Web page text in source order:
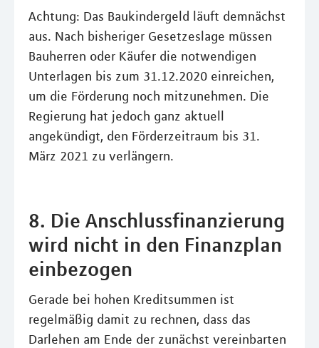
Achtung: Das Baukindergeld läuft demnächst
aus. Nach bisheriger Gesetzeslage müssen
Bauherren oder Käufer die notwendigen
Unterlagen bis zum 31.12.2020 einreichen,
um die Förderung noch mitzunehmen. Die
Regierung hat jedoch ganz aktuell
angekündigt, den Förderzeitraum bis 31.
März 2021 zu verlängern.
8. Die Anschlussfinanzierung
wird nicht in den Finanzplan
einbezogen
Gerade bei hohen Kreditsummen ist
regelmäßig damit zu rechnen, dass das
Darlehen am Ende der zunächst vereinbarten